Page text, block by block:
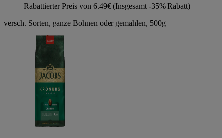
Rabattierter Preis von 6.49€ (Insgesamt -35% Rabatt)
versch. Sorten, ganze Bohnen oder gemahlen, 500g